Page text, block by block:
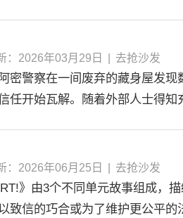
：2026年03月29日 去抢沙发
密警察在一间废弃的藏身屋发现
任开始瓦解。随着外部人士得知
：2026年06月25日 去抢沙发
》由3个不同单元故事组成，
致信的巧合或为了维护更公平的